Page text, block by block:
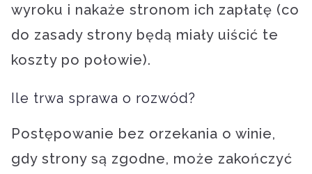
wyroku i nakaże stronom ich zapłatę (co
do zasady strony będą miały uiścić te
koszty po połowie).
Ile trwa sprawa o rozwód?
Postępowanie bez orzekania o winie,
gdy strony są zgodne, może zakończyć